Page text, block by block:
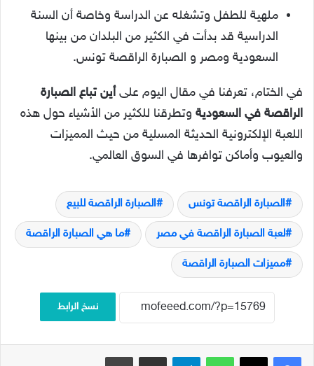
ملهية للطفل وتشغله عن الدراسة وخاصة أن السنة
الدراسية قد بدأت في الكثير من البلدان من بينها
السعودية ومصر و الصبارة الراقصة تونس.
في الختام، تعرفنا في مقال اليوم على أين تباع الصبارة
الراقصة في السعودية وتطرقنا للكثير من الأشياء حول هذه
اللعبة الإلكترونية الحديثة المسلية من حيث المميزات
والعيوب وأماكن توافرها في السوق العالمي.
الصبارة الراقصة تونس الصبارة الراقصة للبيع
لعبة الصبارة الراقصة في مصر ما هي الصبارة الراقصة
مميزات الصبارة الراقصة
نسخ الرابط
فيسبوك‫X واتساب تيلقرام مشاركة عبر البريد طباعة